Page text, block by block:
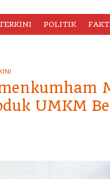
POLITIK
UMKM